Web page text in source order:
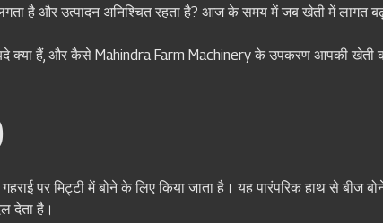
है और उत्पादन अनिश्चित रहता है? आज के समय में जब खेती में लागत
क्या हैं, और कैसे Mahindra Farm Machinery के उपकरण आपकी
पर मिट्टी में बोने के लिए किया जाता है। यह पारंपरिक हाथ से बीज
देता है।